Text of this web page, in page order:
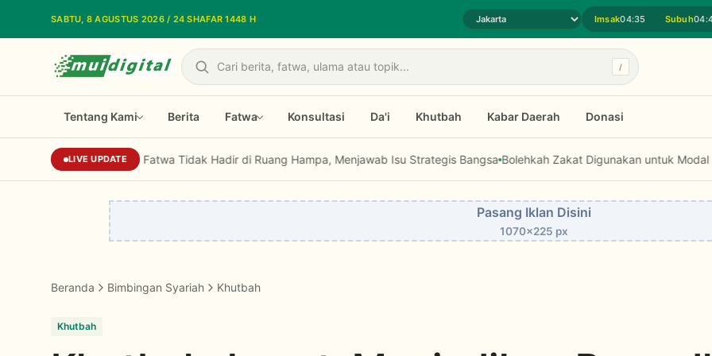
SABTU, 8 AGUSTUS 2026 / 24 SHAFAR 1448 H Pilih daerah jadwal sholat Imsak04:35 Subuh
Cari
/
Tentang Kami Berita Fatwa Konsultasi Da'i Khutbah Kabar Daerah Donasi
LIVE UPDATE
Sekjen MUI: Fatwa Tidak Hadir di Ruang Hampa, Menjawab Isu Strategis Bangsa Bolehkah Zakat Digunakan untuk Modal Usaha dan
Pasang Iklan Disini
1070x225 px
Beranda Bimbingan Syariah Khutbah
Khutbah